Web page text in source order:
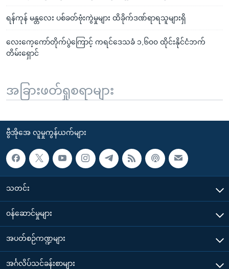
ရန်ကုန် မန္တလေး ပစ်ခတ်ဗုံးကွဲမှုများ ထိခိုက်ဒဏ်ရာရသူများရှိ
လေးကေ့ကော်တိုက်ပွဲကြောင့် ကရင်ဒေသခံ ၁,၆၀၀ ထိုင်းနိုင်ငံဘက်
တိမ်းရှောင်
အခြားဖတ်ရှုစရာများ
ဗွီအိုအေ လူမှုကွန်ယက်များ
သတင်း
၀န်ဆောင်မှုများ
အပတ်စဉ်ကဏ္ဍများ
အင်္ဂလိပ်သင်ခန်းစာများ